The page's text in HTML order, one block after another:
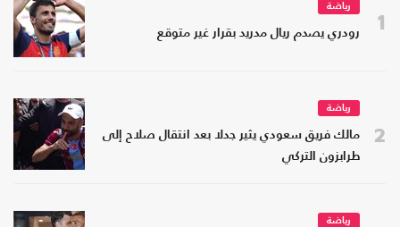
1
رياضة
رودري يصدم ريال مدريد بقرار غير متوقع
2
رياضة
مالك فريق سعودي يثير جدلا بعد انتقال صلاح إلى
طرابزون التركي
رياضة